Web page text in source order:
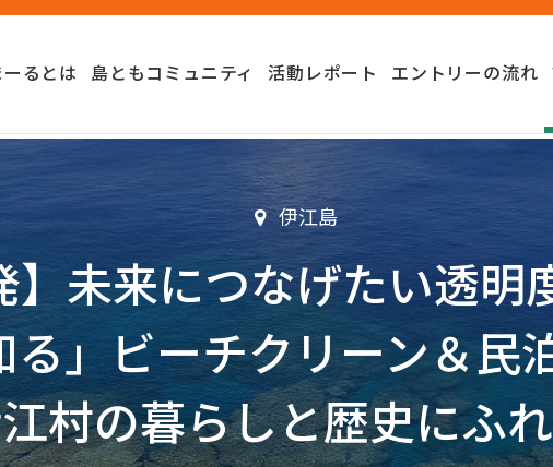
るとは 島ともコミュニティ 活動レポート エントリーの流れ
伊江島
未来につなげたい透明
」ビーチクリーン＆民
村の暮らしと歴史にふ